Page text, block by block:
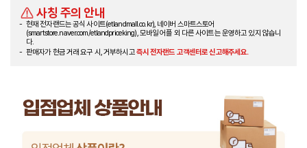
사칭 주의 안내
현재 전자랜드는 공식 사이트(etlandmall.co.kr), 네이버 스마트스토어
(smartstore.naver.com/etlandpriceking), 모바일 어플 외 다른 사이트는 운영하고 있지 않습니
다.
판매자가 현금 거래 요구 시, 거부하시고즉시 전자랜드 고객센터로 신고해주세요.